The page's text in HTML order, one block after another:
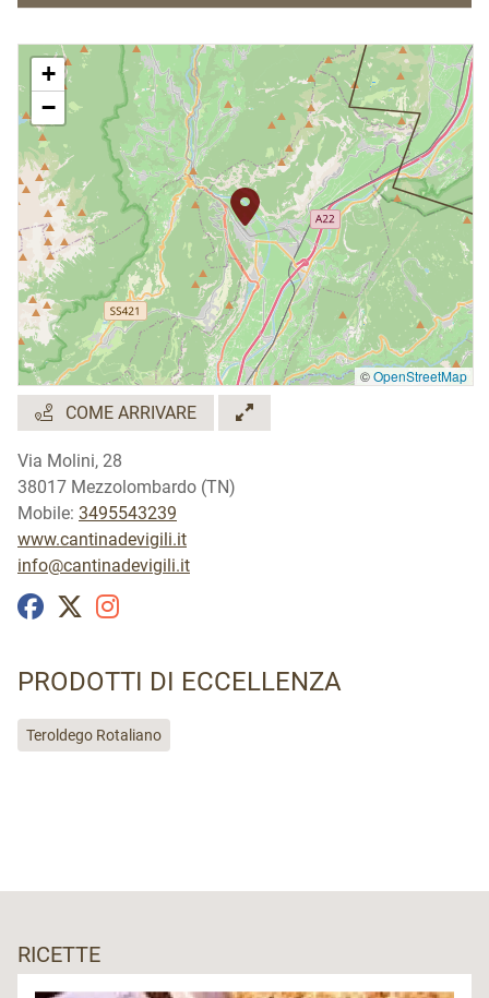
Visite guidate solo su prenotazione
Lingue parlate:
Inglese
+
−
©OpenStreetMap
COME ARRIVARE
Via Molini, 28
38017 Mezzolombardo (TN)
Mobile: 3495543239
www.cantinadevigili.it
info@cantinadevigili.it
PRODOTTI DI ECCELLENZA
Teroldego Rotaliano
RICETTE